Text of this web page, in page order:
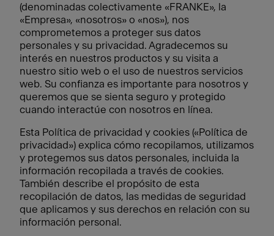
(denominadas colectivamente «FRANKE», la
«Empresa», «nosotros» o «nos»), nos
comprometemos a proteger sus datos
personales y su privacidad. Agradecemos su
interés en nuestros productos y su visita a
nuestro sitio web o el uso de nuestros servicios
web. Su confianza es importante para nosotros y
queremos que se sienta seguro y protegido
cuando interactúe con nosotros en línea.
Esta Política de privacidad y cookies («Política de
privacidad») explica cómo recopilamos, utilizamos
y protegemos sus datos personales, incluida la
información recopilada a través de cookies.
También describe el propósito de esta
recopilación de datos, las medidas de seguridad
que aplicamos y sus derechos en relación con su
información personal.